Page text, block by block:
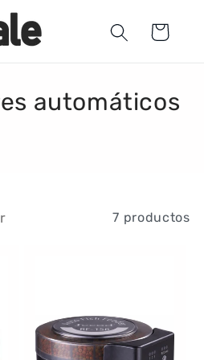
Carrito
automáticos
7 productos